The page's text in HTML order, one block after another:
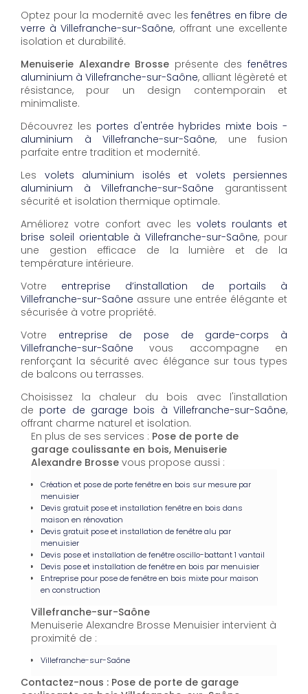
Optez pour la modernité avec lesfenêtres en fibre de
verre à Villefranche-sur-Saône, offrant une excellente
isolation et durabilité.
Menuiserie Alexandre Brosse présente desfenêtres
aluminium à Villefranche-sur-Saône, alliant légèreté et
résistance, pour un design contemporain et
minimaliste.
Découvrez les portes d'entrée hybrides mixte bois -
aluminium à Villefranche-sur-Saône, une fusion
parfaite entre tradition et modernité.
Les volets aluminium isolés et volets persiennes
aluminium à Villefranche-sur-Saône garantissent
sécurité et isolation thermique optimale.
Améliorez votre confort avec les volets roulants et
brise soleil orientable à Villefranche-sur-Saône, pour
une gestion efficace de la lumière et de la
température intérieure.
Votre entreprise d’installation de portails à
Villefranche-sur-Saône assure une entrée élégante et
sécurisée à votre propriété.
Votre entreprise de pose de garde-corps à
Villefranche-sur-Saône vous accompagne en
renforçant la sécurité avec élégance sur tous types
de balcons ou terrasses.
Choisissez la chaleur du bois avec l'installation
de porte de garage bois à Villefranche-sur-Saône,
offrant charme naturel et isolation.
En plus de ses services : Pose de porte de
garage coulissante en bois, Menuiserie
Alexandre Brosse vous propose aussi :
Création et pose de porte fenêtre en bois sur mesure par
menuisier
Devis gratuit pose et installation fenêtre en bois dans
maison en rénovation
Devis gratuit pose et installation de fenêtre alu par
menuisier
Devis pose et installation de fenêtre oscillo-battant 1 vantail
Devis pose et installation de fenêtre en bois par menuisier
Entreprise pour pose de fenêtre en bois mixte pour maison
en construction
Villefranche-sur-Saône
Menuiserie Alexandre Brosse Menuisier intervient à
proximité de :
Villefranche-sur-Saône
Contactez-nous : Pose de porte de garage